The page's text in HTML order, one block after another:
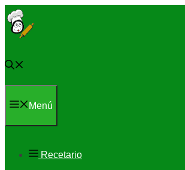
Saltar
al
Menú
Recetario